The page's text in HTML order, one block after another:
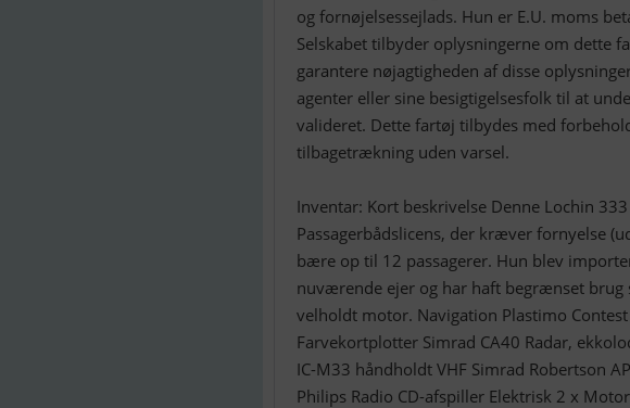
og fornøjelsessejlads. Hun er E.U. moms
Selskabet tilbyder oplysningerne om dette
garantere nøjagtigheden af disse
agenter eller sine besigtigelsesfolk til at
valideret. Dette fartøj tilbydes med
tilbagetrækning uden varsel.
Inventar: Kort beskrivelse Denne Lochin
Passagerbådslicens, der kræver fornyelse
bære op til 12 passagerer. Hun blev
nuværende ejer og har haft begrænset brug
velholdt motor. Navigation Plastimo
Farvekortplotter Simrad CA40 Radar,
IC-M33 håndholdt VHF Simrad Robertson
Philips Radio CD-afspiller Elektrisk 2 x